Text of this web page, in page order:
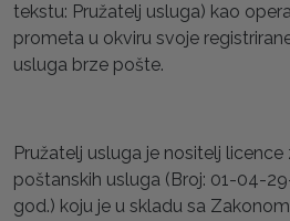
tekstu: Pružatelj usluga) kao
prometa u okviru svoje
usluga brze pošte.
Pružatelj usluga je nositelj
poštanskih usluga (Broj: 01-04-
god.) koju je u skladu sa